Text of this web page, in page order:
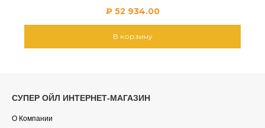
₽52 934.00
В корзину
СУПЕР ОЙЛ ИНТЕРНЕТ-МАГАЗИН
О Компании